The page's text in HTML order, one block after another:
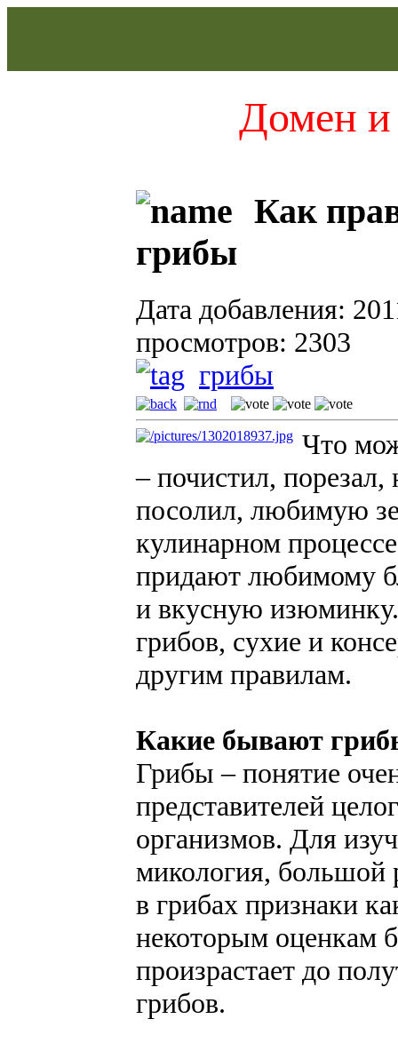
Домен и
Как
грибы
Дата добавления:
просмотров: 2303
грибы
Что
– почистил,
посолил, любимую
кулинарном
придают любимому
и вкусную
грибов, сухие и
другим правилам.
Какие бывают
Грибы – понятие
представителей
организмов. Для
микология, большой
в грибах признаки
некоторым оценкам
произрастает до
грибов.